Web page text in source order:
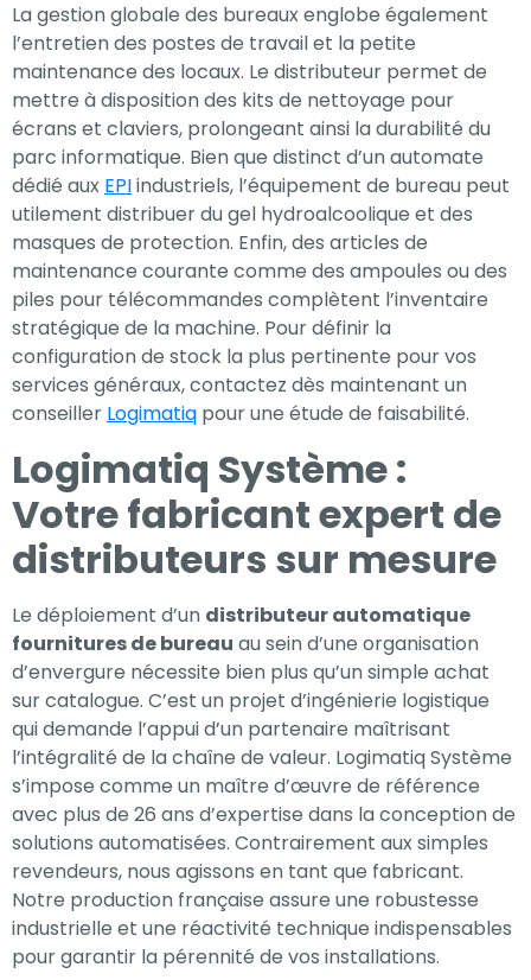
La gestion globale des bureaux englobe également
l’entretien des postes de travail et la petite
maintenance des locaux. Le distributeur permet de
mettre à disposition des kits de nettoyage pour
écrans et claviers, prolongeant ainsi la durabilité du
parc informatique. Bien que distinct d’un automate
dédié aux EPIindustriels, l’équipement de bureau peut
utilement distribuer du gel hydroalcoolique et des
masques de protection. Enfin, des articles de
maintenance courante comme des ampoules ou des
piles pour télécommandes complètent l’inventaire
stratégique de la machine. Pour définir la
configuration de stock la plus pertinente pour vos
services généraux, contactez dès maintenant un
conseiller Logimatiq pour une étude de faisabilité.
Logimatiq Système :
Votre fabricant expert de
distributeurs sur mesure
Le déploiement d’un distributeur automatique
fournitures de bureau au sein d’une organisation
d’envergure nécessite bien plus qu’un simple achat
sur catalogue. C’est un projet d’ingénierie logistique
qui demande l’appui d’un partenaire maîtrisant
l’intégralité de la chaîne de valeur. Logimatiq Système
s’impose comme un maître d’œuvre de référence
avec plus de 26 ans d’expertise dans la conception de
solutions automatisées. Contrairement aux simples
revendeurs, nous agissons en tant que fabricant.
Notre production française assure une robustesse
industrielle et une réactivité technique indispensables
pour garantir la pérennité de vos installations.